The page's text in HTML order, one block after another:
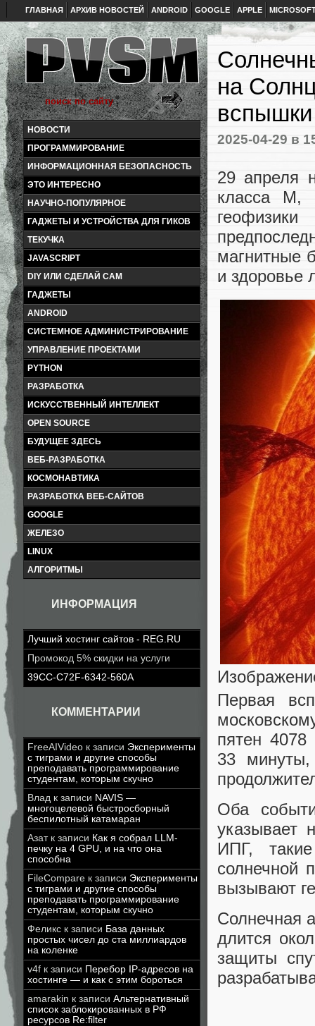
ГЛАВНАЯ АРХИВ НОВОСТЕЙ ANDROID GOOGLE APPLE
НОВОСТИ
ПРОГРАММИРОВАНИЕ
ИНФОРМАЦИОННАЯ БЕЗОПАСНОСТЬ
ЭТО ИНТЕРЕСНО
НАУЧНО-ПОПУЛЯРНОЕ
ГАДЖЕТЫ И УСТРОЙСТВА ДЛЯ ГИКОВ
ТЕКУЧКА
JAVASCRIPT
DIY ИЛИ СДЕЛАЙ САМ
ГАДЖЕТЫ
ANDROID
СИСТЕМНОЕ АДМИНИСТРИРОВАНИЕ
УПРАВЛЕНИЕ ПРОЕКТАМИ
PYTHON
РАЗРАБОТКА
ИСКУССТВЕННЫЙ ИНТЕЛЛЕКТ
OPEN SOURCE
БУДУЩЕЕ ЗДЕСЬ
ВЕБ-РАЗРАБОТКА
КОСМОНАВТИКА
РАЗРАБОТКА ВЕБ-САЙТОВ
GOOGLE
ЖЕЛЕЗО
LINUX
АЛГОРИТМЫ
ИНФОРМАЦИЯ
Лучший хостинг сайтов - REG.RU
Промокод 5% скидки на услуги
39CC-C72F-6342-560A
КОММЕНТАРИИ
FreeAIVideo к записи Эксперименты
с тиграми и другие способы
преподавать программирование
студентам, которым скучно
Влад к записи NAVIS —
многоцелевой быстросборный
беспилотный катамаран
Азатк записи Как я собрал LLM-
печку на 4 GPU, и на что она
способна
FileCompare к записи Эксперименты
с тиграми и другие способы
преподавать программирование
студентам, которым скучно
Феликс к записи База данных
простых чисел до ста миллиардов
на коленке
v4f к записи Перебор IP-адресов на
хостинге — и как с этим бороться
amarakin к записи Альтернативный
список заблокированных в РФ
ресурсов Re:filter
на
вспышки
2025-04-29 в
29 апреля
класса М,
магнитные
и здоровье
Первая
пятен
33
Оба
указывает
ИПГ,
солнечной
вызывают
Солнечная
длится
защиты